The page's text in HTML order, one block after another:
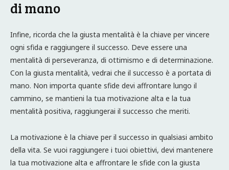
di mano
Infine, ricorda che la giusta mentalità è la chiave per vincere
ogni sfida e raggiungere il successo. Deve essere una
mentalità di perseveranza, di ottimismo e di determinazione.
Con la giusta mentalità, vedrai che il successo è a portata di
mano. Non importa quante sfide devi affrontare lungo il
cammino, se mantieni la tua motivazione alta e la tua
mentalità positiva, raggiungerai il successo che meriti.
La motivazione è la chiave per il successo in qualsiasi ambito
della vita. Se vuoi raggiungere i tuoi obiettivi, devi mantenere
la tua motivazione alta e affrontare le sfide con la giusta